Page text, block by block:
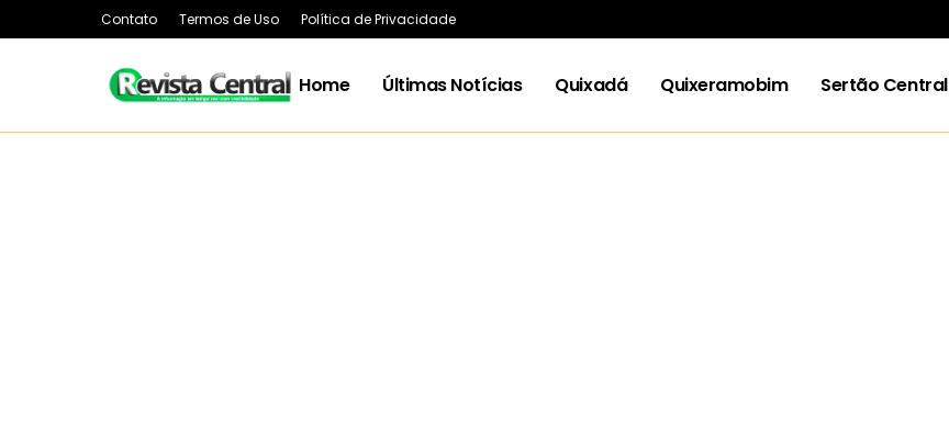
Contato Termos de Uso Política de Privacidade
Home Últimas Notícias Quixadá Quixeramobim Sertão Central